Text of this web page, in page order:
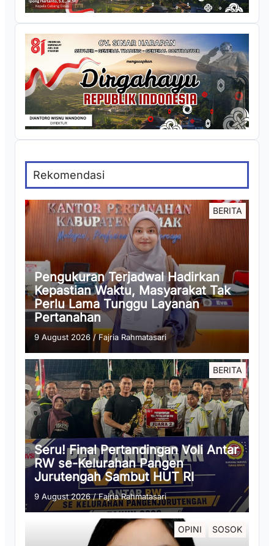
Rekomendasi
BERITA
Pengukuran Terjadwal Hadirkan
Kepastian Waktu, Masyarakat Tak
Perlu Lama Tunggu Layanan
Pertanahan
9 August 2026 /Fajria Rahmatasari
BERITA
Seru! Final Pertandingan Voli Antar
RW se-Kelurahan Pangen
Jurutengah Sambut HUT RI
9 August 2026/Fajria Rahmatasari
OPINI SOSOK